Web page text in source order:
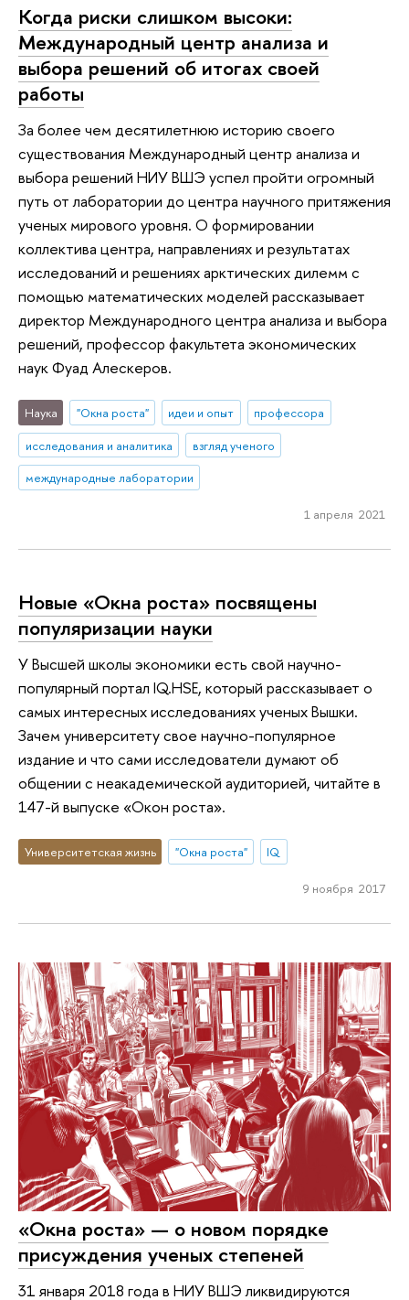
Когда риски слишком высоки:
Международный центр анализа и
выбора решений об итогах своей
работы
За более чем десятилетнюю историю своего
существования Международный центр анализа и
выбора решений НИУ ВШЭ успел пройти огромный
путь от лаборатории до центра научного притяжения
ученых мирового уровня. О формировании
коллектива центра, направлениях и результатах
исследований и решениях арктических дилемм с
помощью математических моделей рассказывает
директор Международного центра анализа и выбора
решений, профессор факультета экономических
наук Фуад Алескеров.
Наука "Окна роста" идеи и опыт
профессора
исследования и аналитика
взгляд ученого
международные лаборатории
1 апреля 2021
Новые «Окна роста» посвящены
популяризации науки
У Высшей школы экономики есть свой научно-
популярный портал IQ.HSE, который рассказывает о
самых интересных исследованиях ученых Вышки.
Зачем университету свое научно-популярное
издание и что сами исследователи думают об
общении с неакадемической аудиторией, читайте в
147-й выпуске «Окон роста».
Университетская жизнь "Окна роста" IQ
9 ноября 2017
«Окна роста» — о новом порядке
присуждения ученых степеней
31 января 2018 года в НИУ ВШЭ ликвидируются